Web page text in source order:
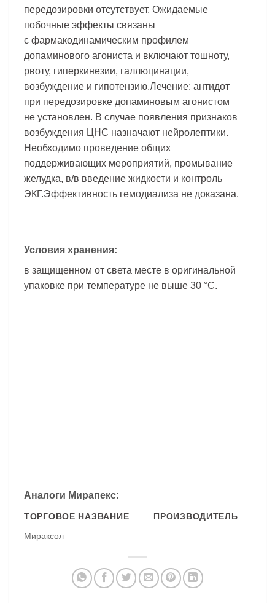
передозировки отсутствует. Ожидаемые
побочные эффекты связаны
с фармакодинамическим профилем
допаминового агониста и включают тошноту,
рвоту, гиперкинезии, галлюцинации,
возбуждение и гипотензию.Лечение: антидот
при передозировке допаминовым агонистом
не установлен. В случае появления признаков
возбуждения ЦНС назначают нейролептики.
Необходимо проведение общих
поддерживающих мероприятий, промывание
желудка, в/в введение жидкости и контроль
ЭКГ.Эффективность гемодиализа не доказана.
Условия хранения:
в защищенном от света месте в оригинальной
упаковке при температуре не выше 30 °С.
Аналоги Мирапекс:
ТОРГОВОЕ НАЗВАНИЕ
ПРОИЗВОДИТЕЛЬ
Мираксол